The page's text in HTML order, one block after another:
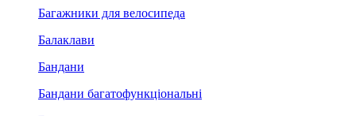
Багажники для велосипеда
Балаклави
Бандани
Бандани багатофункціональні